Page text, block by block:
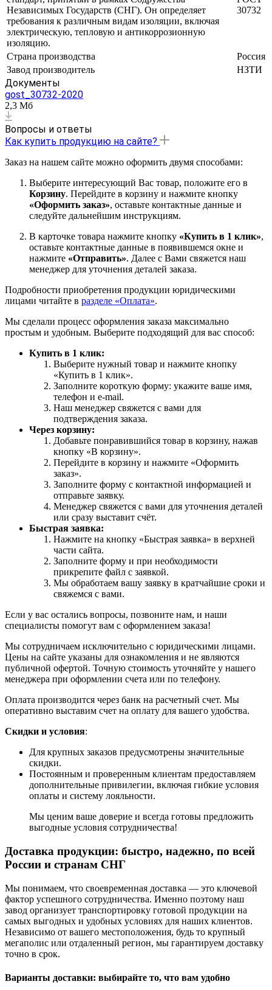
Независимых Государств (СНГ). Он определяет
требования к различным видам изоляции, включая
электрическую, тепловую и антикоррозионную
изоляцию.
30732
Страна производства
Россия
Завод производитель
НЗТИ
Документы
gost_30732-2020
2,3 Мб
Вопросы и ответы
Как купить продукцию на сайте?
Заказ на нашем сайте можно оформить двумя способами:
Выберите интересующий Вас товар, положите его в
Корзину. Перейдите в корзину и нажмите кнопку
«Оформить заказ», оставьте контактные данные и
следуйте дальнейшим инструкциям.
В карточке товара нажмите кнопку «Купить в 1 клик»,
оставьте контактные данные в появившемся окне и
нажмите «Отправить». Далее с Вами свяжется наш
менеджер для уточнения деталей заказа.
Подробности приобретения продукции юридическими
лицами читайте в разделе «Оплата».
Мы сделали процесс оформления заказа максимально
простым и удобным. Выберите подходящий для вас способ:
Купить в 1 клик:
Выберите нужный товар и нажмите кнопку
«Купить в 1 клик».
Заполните короткую форму: укажите ваше имя,
телефон и e-mail.
Наш менеджер свяжется с вами для
подтверждения заказа.
Через корзину:
Добавьте понравившийся товар в корзину, нажав
кнопку «В корзину».
Перейдите в корзину и нажмите «Оформить
заказ».
Заполните форму с контактной информацией и
отправьте заявку.
Менеджер свяжется с вами для уточнения деталей
или сразу выставит счёт.
Быстрая заявка:
Нажмите на кнопку «Быстрая заявка» в верхней
части сайта.
Заполните форму и при необходимости
прикрепите файл с заявкой.
Мы обработаем вашу заявку в кратчайшие сроки и
свяжемся с вами.
Если у вас остались вопросы, позвоните нам, и наши
специалисты помогут вам с оформлением заказа!
Мы сотрудничаем исключительно с юридическими лицами.
Цены на сайте указаны для ознакомления и не являются
публичной офертой. Точную стоимость уточняйте у нашего
менеджера при оформлении счета или по телефону.
Оплата производится через банк на расчетный счет. Мы
оперативно выставим счет на оплату для вашего удобства.
Скидки и условия:
Для крупных заказов предусмотрены значительные
скидки.
Постоянным и проверенным клиентам предоставляем
дополнительные привилегии, включая гибкие условия
оплаты и систему лояльности.
Мы ценим ваше доверие и всегда готовы предложить
выгодные условия сотрудничества!
Доставка продукции: быстро, надежно, по всей
России и странам СНГ
Мы понимаем, что своевременная доставка — это ключевой
фактор успешного сотрудничества. Именно поэтому наш
завод организует транспортировку готовой продукции на
самых выгодных и удобных условиях для наших клиентов.
Независимо от вашего местоположения, будь то крупный
мегаполис или отдаленный регион, мы гарантируем доставку
точно в срок.
Варианты доставки: выбирайте то, что вам удобно